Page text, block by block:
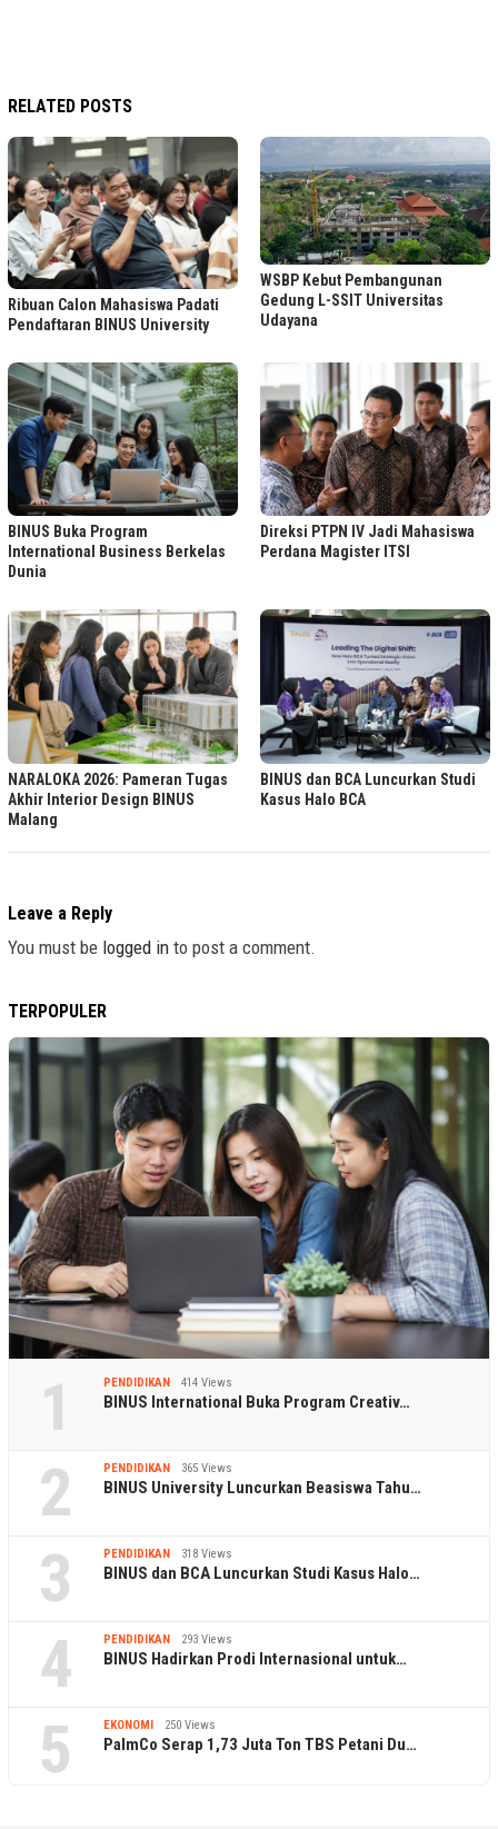
RELATED POSTS
Ribuan Calon Mahasiswa Padati
Pendaftaran BINUS University
WSBP Kebut Pembangunan
Gedung L-SSIT Universitas
Udayana
BINUS Buka Program
International Business Berkelas
Dunia
Direksi PTPN IV Jadi Mahasiswa
Perdana Magister ITSI
NARALOKA 2026: Pameran Tugas
Akhir Interior Design BINUS
Malang
BINUS dan BCA Luncurkan Studi
Kasus Halo BCA
Leave a Reply
You must be logged in to post a comment.
TERPOPULER
1 PENDIDIKAN 414 Views
BINUS International Buka Program Creativ…
2 PENDIDIKAN 365 Views
BINUS University Luncurkan Beasiswa Tahu…
3 PENDIDIKAN 318 Views
BINUS dan BCA Luncurkan Studi Kasus Halo…
4 PENDIDIKAN 293 Views
BINUS Hadirkan Prodi Internasional untuk…
5 EKONOMI 250 Views
PalmCo Serap 1,73 Juta Ton TBS Petani Du…